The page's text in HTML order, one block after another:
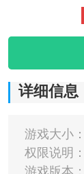
详细信息
游戏大小：
权限说明：